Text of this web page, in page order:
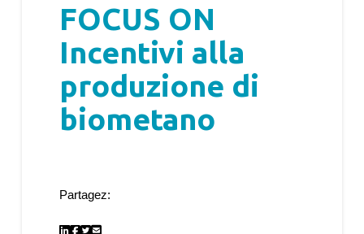
FOCUS ON
Incentivi alla
produzione di
biometano
Partagez: